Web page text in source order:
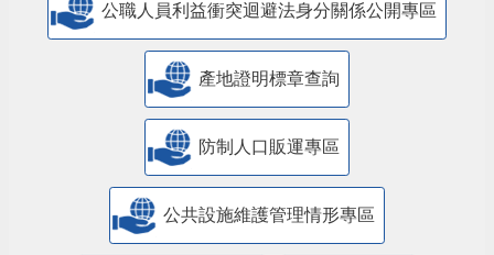
公職人員利益衝突迴避法身分關係公開專區
產地證明標章查詢
防制人口販運專區
​公共設施維護管理情形專區